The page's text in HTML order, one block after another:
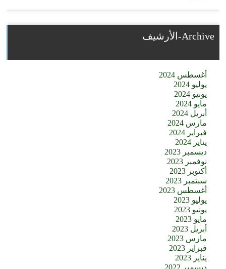
Archive-الأرشيف
أغسطس 2024
يوليو 2024
يونيو 2024
مايو 2024
أبريل 2024
مارس 2024
فبراير 2024
يناير 2024
ديسمبر 2023
نوفمبر 2023
أكتوبر 2023
سبتمبر 2023
أغسطس 2023
يوليو 2023
يونيو 2023
مايو 2023
أبريل 2023
مارس 2023
فبراير 2023
يناير 2023